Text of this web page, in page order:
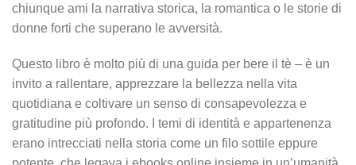
chiunque ami la narrativa storica, la romantica o le storie di
donne forti che superano le avversità.
Questo libro è molto più di una guida per bere il tè – è un
invito a rallentare, apprezzare la bellezza nella vita
quotidiana e coltivare un senso di consapevolezza e
gratitudine più profondo. I temi di identità e appartenenza
erano intrecciati nella storia come un filo sottile eppure